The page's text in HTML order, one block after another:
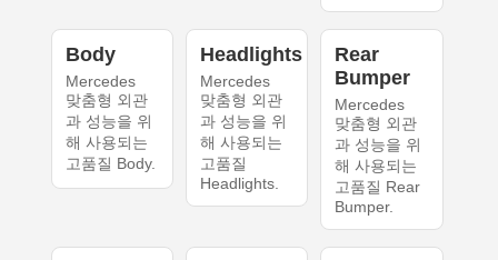
Body
Mercedes
맞춤형 외관
과 성능을 위
해 사용되는
고품질 Body.
Headlights
Mercedes
맞춤형 외관
과 성능을 위
해 사용되는
고품질
Headlights.
Rear
Bumper
Mercedes
맞춤형 외관
과 성능을 위
해 사용되는
고품질 Rear
Bumper.